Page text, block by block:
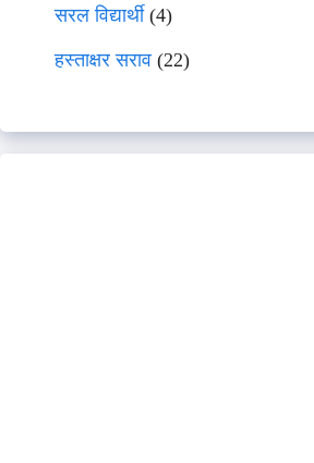
सरल विद्यार्थी(4)
हस्ताक्षर सराव (22)